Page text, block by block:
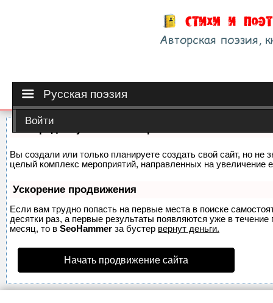
Русская поэзия
Войти
Вы создали или только планируете создать свой сайт, но не
целый комплекс мероприятий, направленных на увеличение
Ускорение продвижения
Если вам трудно попасть на первые места в поиске
десятки раз, а первые результаты появляются уже в
месяц, то в SeoHammer за бустер вернут деньги.
Начать продвижение сайта